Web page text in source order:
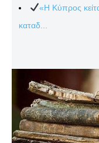
«Η Κύπρος
καταδ...